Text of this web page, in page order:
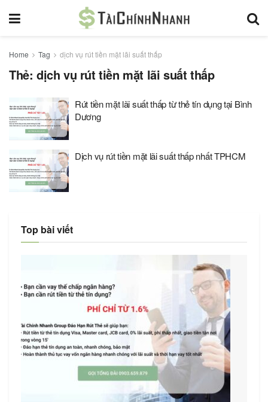
Home Tag dịch vụ rút tiền mặt lãi suất thấp
Thẻ: dịch vụ rút tiền mặt lãi suất thấp
Rút tiền mặt lãi suất thấp từ thẻ tín dụng tại Bình
Dương
Dịch vụ rút tiền mặt lãi suất thấp nhất TPHCM
Top bài viết